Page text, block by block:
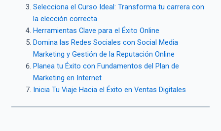
Selecciona el Curso Ideal: Transforma tu carrera con
la elección correcta
Herramientas Clave para el Éxito Online
Domina las Redes Sociales con Social Media
Marketing y Gestión de la Reputación Online
Planea tu Éxito con Fundamentos del Plan de
Marketing en Internet
Inicia Tu Viaje Hacia el Éxito en Ventas Digitales